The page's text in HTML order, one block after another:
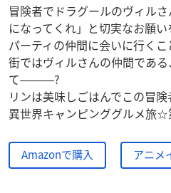
冒険者でドラグールのヴィル
になってくれ」と切実なお願
パーティの仲間に会いに行く
街ではヴィルさんの仲間であ
て―――?
リンは美味しごはんでこの冒
異世界キャンピンググルメ旅☆
Amazonで購入 アニメ